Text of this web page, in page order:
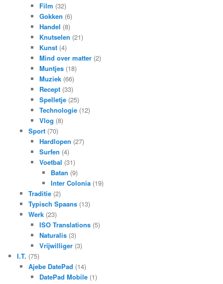
Film (32)
Gokken (6)
Handel (8)
Knutselen (21)
Kunst (4)
Mind over matter (2)
Muntjes (18)
Muziek (66)
Recept (33)
Spelletje (25)
Technologie (12)
Vlog (8)
Sport(70)
Hardlopen (27)
Surfen (4)
Voetbal (31)
Batan (9)
Inter Colonia(19)
Traditie(2)
Typisch Spaans(13)
Werk(23)
ISO Translations (5)
Naturalis (3)
Vrijwilliger (3)
I.T. (75)
Ajebe DatePad (14)
DatePad Mobile (1)